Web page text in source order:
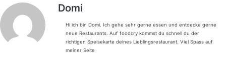
Domi
Hi ich bin Domi. Ich gehe sehr gerne essen und entdecke gerne
neue Restaurants. Auf foodcry kommst du schnell du der
richtigen Speisekarte deines Lieblingsrestaurant. Viel Spass auf
meiner Seite